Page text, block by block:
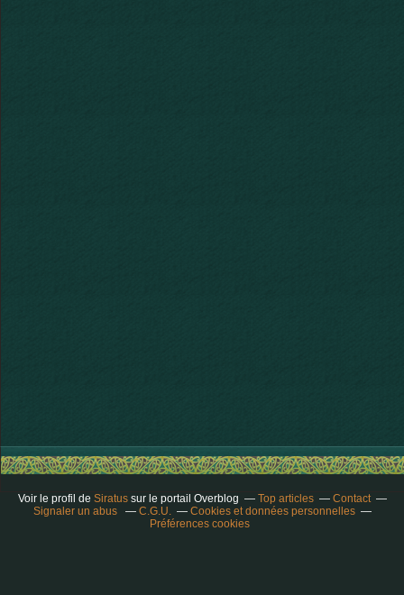
Voir le profil de Siratussur le portail Overblog Top articles
Contact
Signaler un abus
C.G.U.
Cookies et données personnelles
Préférences cookies